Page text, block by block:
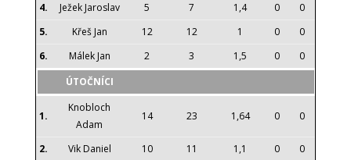
4.
Ježek Jaroslav 5 7 1,4 0
0
5.
Křeš Jan 12 12 1 0
0
6.
Málek Jan 2 3 1,5 0
0
ÚTOČNÍCI
1.
Knobloch
Adam
14 23 1,64 0 0
2. Vik Daniel 10 11 1,1 0
0